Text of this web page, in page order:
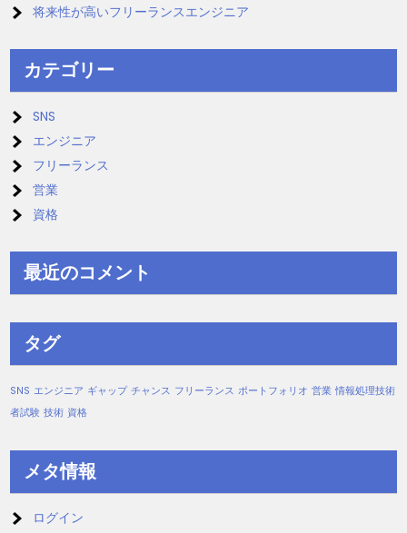
将来性が高いフリーランスエンジニア
カテゴリー
SNS
エンジニア
フリーランス
営業
資格
最近のコメント
タグ
SNS エンジニア ギャップ チャンス フリーランス ポートフォリオ 営業 情報処理技術
者試験 技術 資格
メタ情報
ログイン